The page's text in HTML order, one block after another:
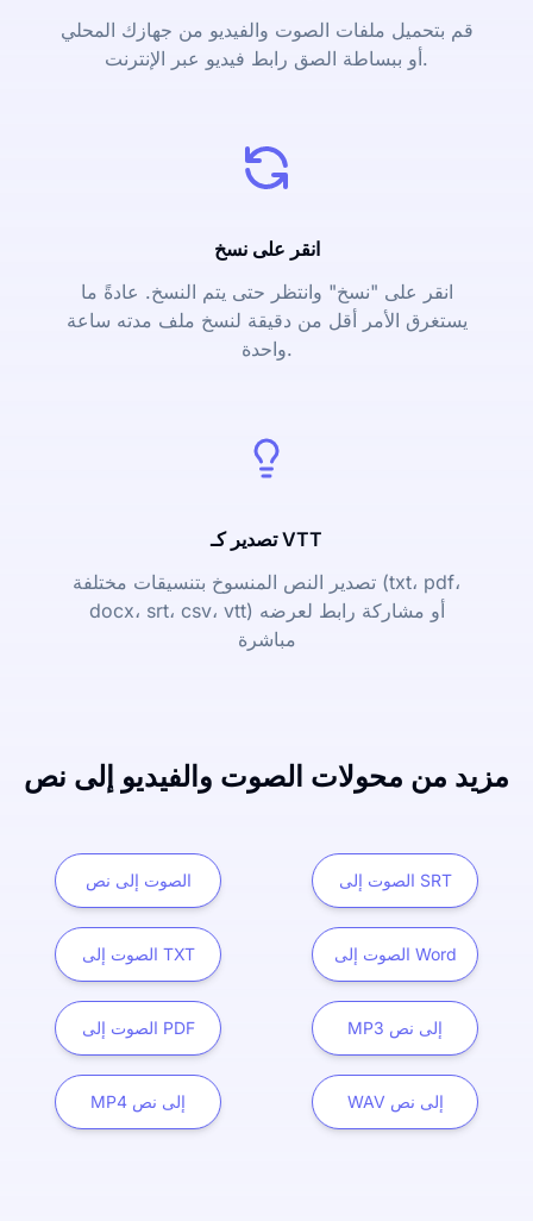
قم بتحميل ملفات الصوت والفيديو من جهازك المحلي
أو ببساطة الصق رابط فيديو عبر الإنترنت.
انقر على نسخ
انقر على "نسخ" وانتظر حتى يتم النسخ. عادةً ما
يستغرق الأمر أقل من دقيقة لنسخ ملف مدته ساعة
واحدة.
تصدير كـ VTT
تصدير النص المنسوخ بتنسيقات مختلفة (txt، pdf،
docx، srt، csv، vtt) أو مشاركة رابط لعرضه
مباشرة
مزيد من محولات الصوت والفيديو إلى نص
الصوت إلى نص الصوت إلى SRT
الصوت إلى TXT الصوت إلى Word
الصوت إلى PDF MP3 إلى نص
MP4 إلى نص WAV إلى نص